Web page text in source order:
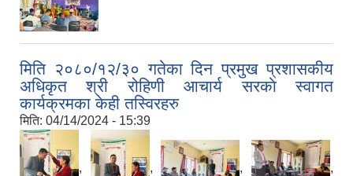
मिति २०८०/१२/३० गतेका दिन प्रमुख प्रशासकीय
अधिकृत श्री रोहिणी आचार्य सरकाे स्वागत
कार्यक्रमका केही तस्विरहरु
मिति: 04/14/2024 - 15:39
, , , ,